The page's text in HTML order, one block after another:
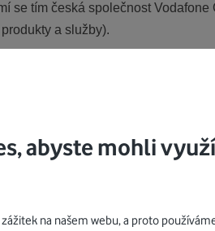
se tím česká společnost
a služby).
karta“
abyste mohli
na našem webu, a proto